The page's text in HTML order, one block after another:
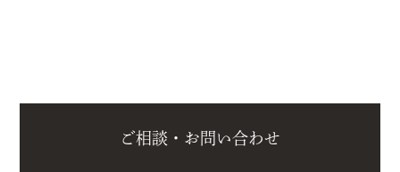
ご相談・お問い合わせ